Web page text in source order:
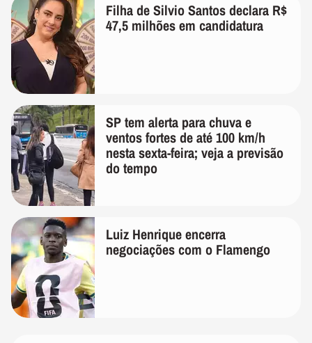
Filha de Silvio Santos declara R$
47,5 milhões em candidatura
SP tem alerta para chuva e
ventos fortes de até 100 km/h
nesta sexta-feira; veja a previsão
do tempo
Luiz Henrique encerra
negociações com o Flamengo